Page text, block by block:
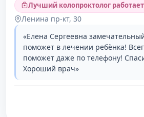
Лучший колопроктолог
Ленина пр-кт, 30
«Елена Сергеевна
поможет в лечении ребёнка!
поможет даже по телефону!
Хороший врач»